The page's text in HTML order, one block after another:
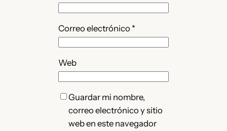
Correo electrónico *
Web
Guardar mi nombre,
correo electrónico y sitio
web en este navegador